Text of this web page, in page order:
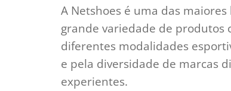
A Netshoes é uma das
grande variedade de produtos
diferentes modalidades
e pela diversidade de marcas
experientes.